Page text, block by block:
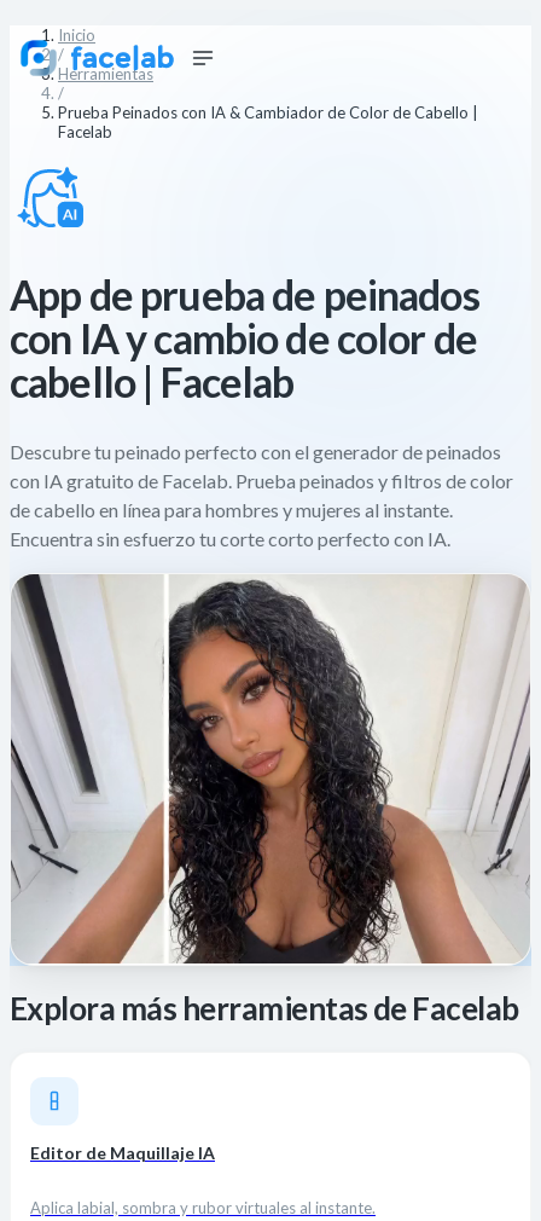
Inicio
/
Herramientas
/
Prueba Peinados con IA & Cambiador de Color de Cabello |
Facelab
App de prueba de peinados
con IA y cambio de color de
cabello | Facelab
Descubre tu peinado perfecto con el generador de peinados
con IA gratuito de Facelab. Prueba peinados y filtros de color
de cabello en línea para hombres y mujeres al instante.
Encuentra sin esfuerzo tu corte corto perfecto con IA.
Explora más herramientas de Facelab
Editor de Maquillaje IA
Aplica labial, sombra y rubor virtuales al instante.